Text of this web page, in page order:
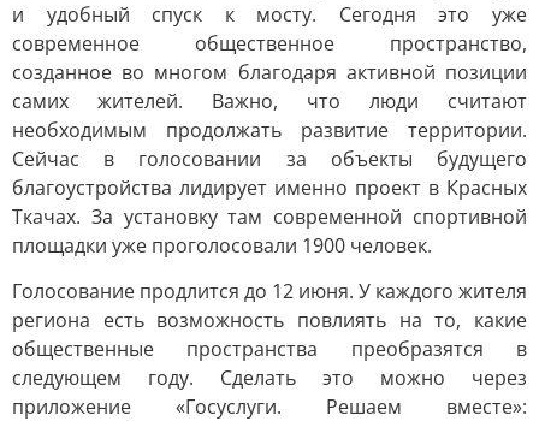
и удобный спуск к мосту. Сегодня это уже
современное общественное пространство,
созданное во многом благодаря активной позиции
самих жителей. Важно, что люди считают
необходимым продолжать развитие территории.
Сейчас в голосовании за объекты будущего
благоустройства лидирует именно проект в Красных
Ткачах. За установку там современной спортивной
площадки уже проголосовали 1900 человек.
Голосование продлится до 12 июня. У каждого жителя
региона есть возможность повлиять на то, какие
общественные пространства преобразятся в
следующем году. Сделать это можно через
приложение «Госуслуги. Решаем вместе»: